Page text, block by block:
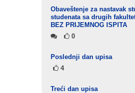
Obaveštenje za nastavak
studenata sa drugih
BEZ PRIJEMNOG ISPITA
0
Poslednji dan upisa
4
Treći dan upisa